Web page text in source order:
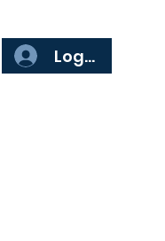
Logga in